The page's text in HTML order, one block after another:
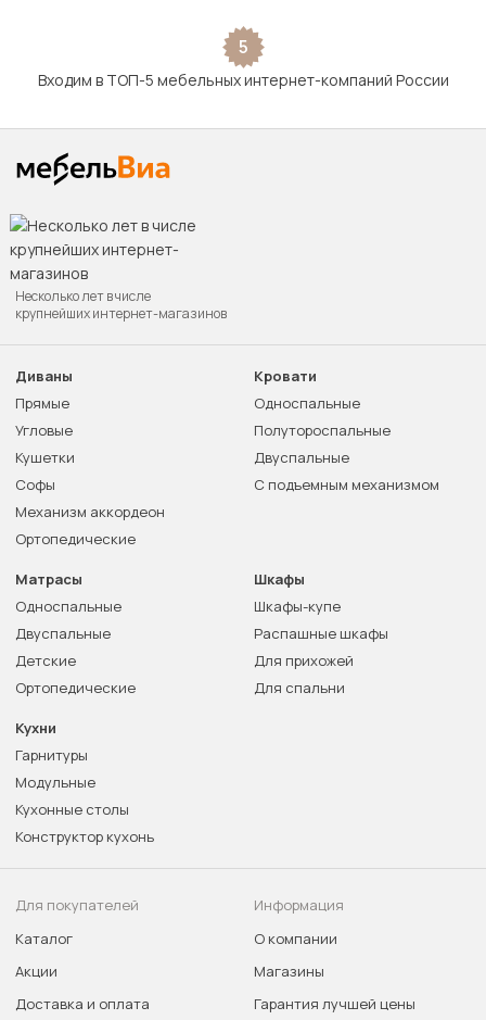
5
Входим в ТОП-5 мебельных интернет-компаний России
Несколько лет в числе
крупнейших интернет-магазинов
Диваны
Прямые
Угловые
Кушетки
Софы
Механизм аккордеон
Ортопедические
Кровати
Односпальные
Полутороспальные
Двуспальные
С подъемным механизмом
Матрасы
Односпальные
Двуспальные
Детские
Ортопедические
Шкафы
Шкафы-купе
Распашные шкафы
Для прихожей
Для спальни
Кухни
Гарнитуры
Модульные
Кухонные столы
Конструктор кухонь
Для покупателей
Каталог
Акции
Доставка и оплата
Информация
О компании
Магазины
Гарантия лучшей цены